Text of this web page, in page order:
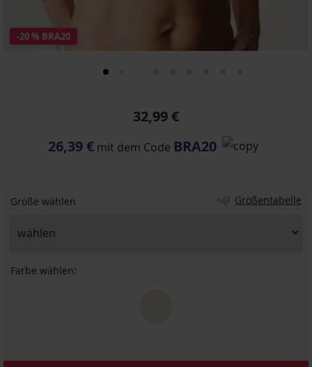
-20 % BRA20
32,99 €
26,39 € mit dem Code BRA20
Größe wählen Größentabelle
Farbe wählen: